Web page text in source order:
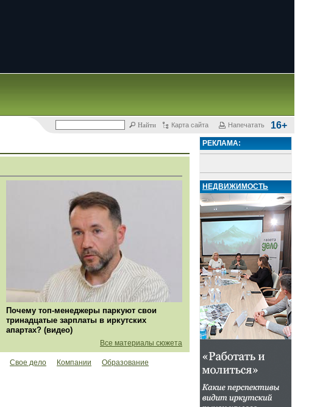
Карта сайта Напечатать 16+
Почему топ-менеджеры паркуют свои
тринадцатые зарплаты в иркутских
апартах? (видео)
Все материалы сюжета
Свое дело Компании
Образование
РЕКЛАМА:
НЕДВИЖИМОСТЬ